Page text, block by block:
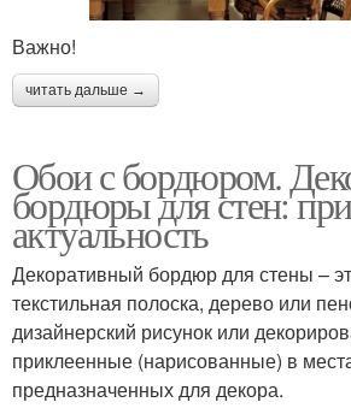
Важно!
читать дальше →
Обои с бордюром.
бордюры для стен:
актуальность
Декоративный бордюр для стены –
текстильная полоска, дерево или
дизайнерский рисунок или
приклеенные (нарисованные) в
предназначенных для декора.